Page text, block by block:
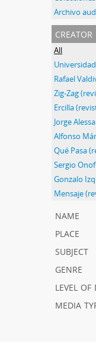
Archivo
creator
All
Rafael
Jorge
Sergio
Mensaje
name
place
subject
genre
level of
media